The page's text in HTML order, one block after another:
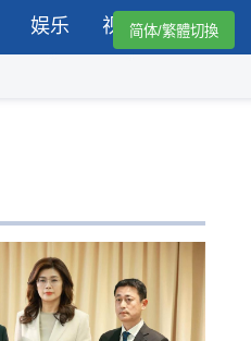
娱乐 视频简体/繁體切換